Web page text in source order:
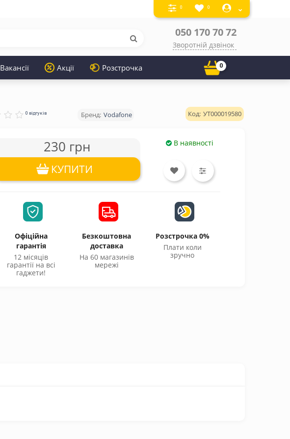
0 0
050 170 70 72
Зворотній дзвінок
Вакансії Акції Розстрочка 0
0 відгуків Vodafone УТ000019580
230 грн В наявності
КУПИТИ
Офіційна
гарантія
12 місяців
гарантії на всі
гаджети!
Безкоштовна
доставка
На 60 магазинів
мережі
Розстрочка 0%
Плати коли
зручно